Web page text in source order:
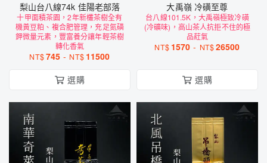
梨山台八線74k 佳陽老部落
十甲面積茶園，2年新欉茶樹全有
機黃豆粕、複合肥管理，充足氮磷
鉀微量元素，豐富養分讓年輕茶樹
轉化香氣
NT$745 - NT$ 11500
選購
大禹嶺 冷磺至尊
台八線101.5K，大禹嶺極致冷磺
(冷礦味)，高山茶人抗拒不住的極
品葒氣
NT$ 1570 - NT$26500
選購